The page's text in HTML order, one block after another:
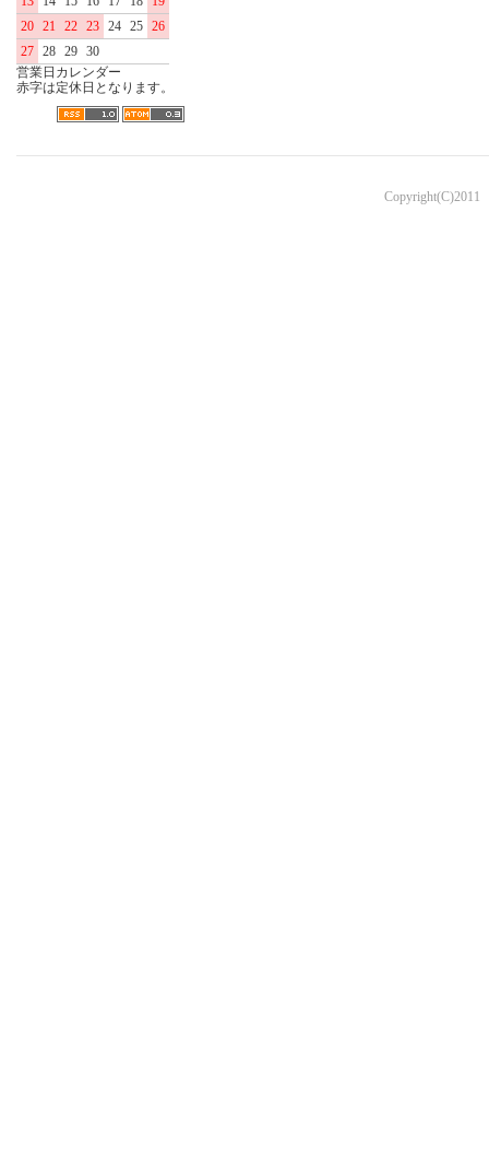
20 21 22 23 24 25 26
27 28 29 30
営業日カレンダー
赤字は定休日となります。